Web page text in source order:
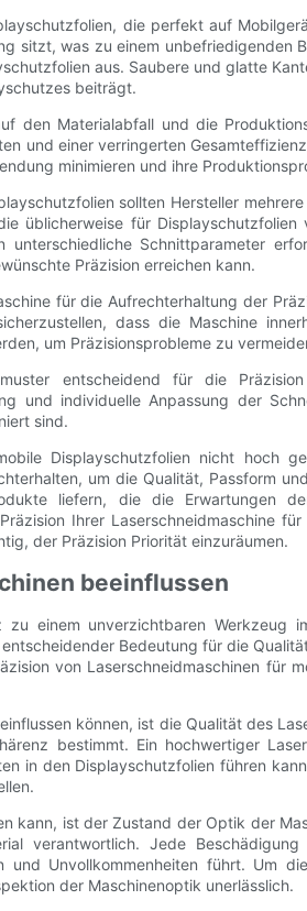
die perfekt auf
sitzt, was zu einem unbefriedigenden
aus. Saubere und glatte
beiträgt.
den Materialabfall und die
und einer verringerten
minimieren und ihre
sollten Hersteller
üblicherweise für
Schnittparameter
Präzision erreichen kann.
für die Aufrechterhaltung der
dass die Maschine
um Präzisionsprobleme zu
entscheidend für die
und individuelle Anpassung der
sind.
Displayschutzfolien nicht hoch
um die Qualität, Passform
liefern, die die Erwartungen
Ihrer Laserschneidmaschine
der Präzision Priorität einzuräumen.
beeinflussen
einem unverzichtbaren Werkzeug
Bedeutung für die
von Laserschneidmaschinen für
können, ist die Qualität des
bestimmt. Ein hochwertiger
in den Displayschutzfolien führen
kann, ist der Zustand der Optik der
verantwortlich. Jede
Unvollkommenheiten führt. Um
der Maschinenoptik unerlässlich.